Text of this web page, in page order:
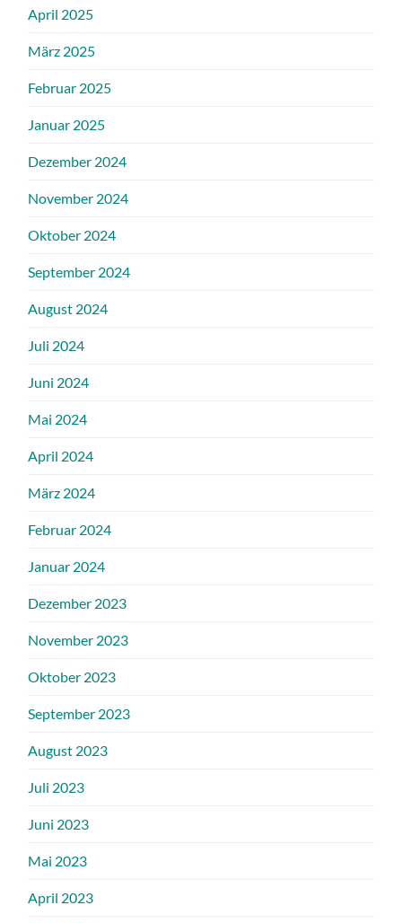
April 2025
März 2025
Februar 2025
Januar 2025
Dezember 2024
November 2024
Oktober 2024
September 2024
August 2024
Juli 2024
Juni 2024
Mai 2024
April 2024
März 2024
Februar 2024
Januar 2024
Dezember 2023
November 2023
Oktober 2023
September 2023
August 2023
Juli 2023
Juni 2023
Mai 2023
April 2023